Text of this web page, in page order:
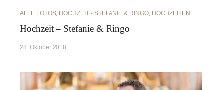
ALLE FOTOS HOCHZEIT - STEFANIE & RINGO HOCHZEITEN
Hochzeit – Stefanie & Ringo
28. Oktober 2018